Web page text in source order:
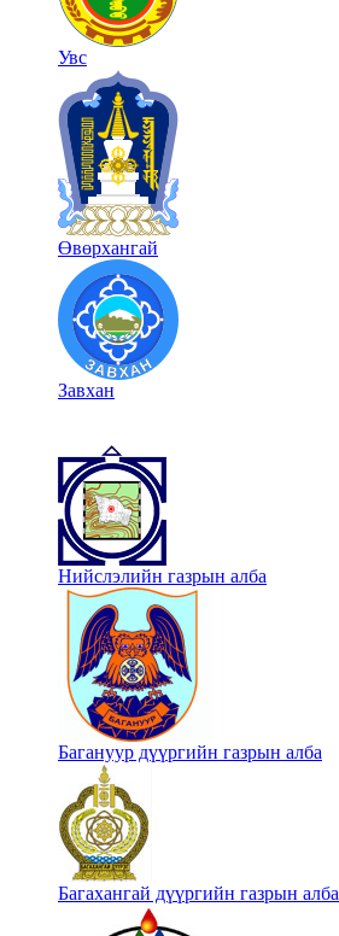
Увс
Өвөрхангай
Завхан
Нийслэлийн газрын алба
Багануур дүүргийн газрын алба
Багахангай дүүргийн газрын алба